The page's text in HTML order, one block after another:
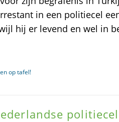
in een politiecel
hij er levend en wel in
op tafel!